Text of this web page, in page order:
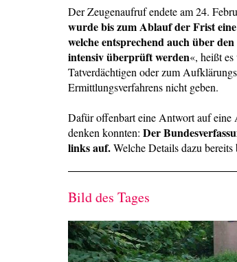
Der Zeugenaufruf endete am 24.
wurde bis zum Ablauf der Frist
welche entsprechend auch über
intensiv überprüft werden«, heißt
Tatverdächtigen oder zum
Ermittlungsverfahrens nicht geben.
Dafür offenbart eine Antwort auf
denken konnten: Der
links auf.Welche Details dazu bereits
Bild des Tages